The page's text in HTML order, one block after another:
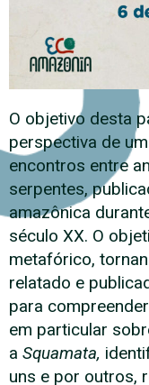
O objetivo desta
perspectiva de
encontros entre
serpentes,
amazônica
século XX. O
metafórico,
relatado e
para
em particular
a Squamata,
uns e por outros,